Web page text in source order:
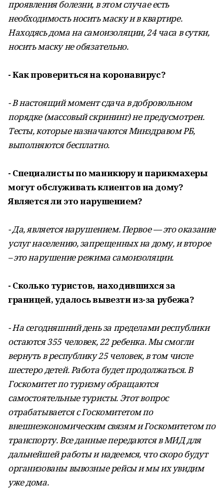
проявления болезни, в этом случае есть
необходимость носить маску и в квартире.
Находясь дома на самоизоляции, 24 часа в сутки,
носить маску не обязательно.
- Как провериться на коронавирус?
- В настоящий момент сдача в добровольном
порядке (массовый скрининг) не предусмотрен.
Тесты, которые назначаются Минздравом РБ,
выполняются бесплатно.
- Специалисты по маникюру и парикмахеры
могут обслуживать клиентов на дому?
Является ли это нарушением?
- Да, является нарушением. Первое — это оказание
услуг населению, запрещенных на дому, и второе
– это нарушение режима самоизоляции.
- Сколько туристов, находившихся за
границей, удалось вывезти из-за рубежа?
- На сегодняшний день за пределами республики
остаются 355 человек, 22 ребенка. Мы смогли
вернуть в республику 25 человек, в том числе
шестеро детей. Работа будет продолжаться. В
Госкомитет по туризму обращаются
самостоятельные туристы. Этот вопрос
отрабатывается с Госкомитетом по
внешнеэкономическим связям и Госкомитетом по
транспорту. Все данные передаются в МИД для
дальнейшей работы и надеемся, что скоро будут
организованы вывозные рейсы и мы их увидим
уже дома.